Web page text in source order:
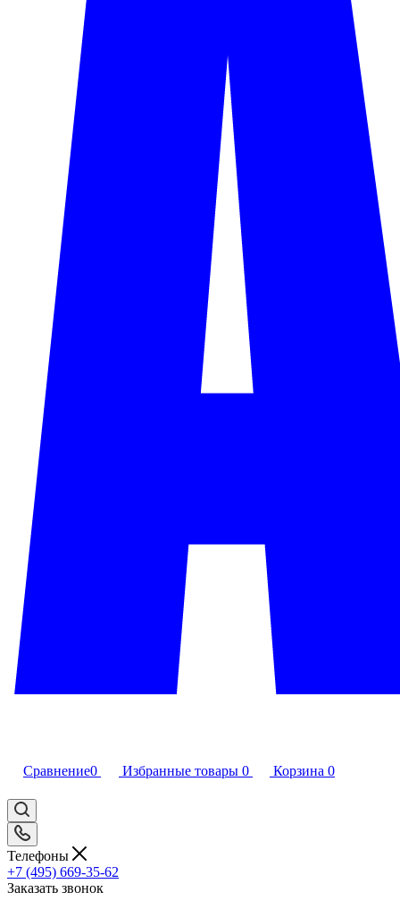
Сравнение0 Избранные товары 0 Корзина 0
Телефоны
+7 (495) 669-35-62
Заказать звонок